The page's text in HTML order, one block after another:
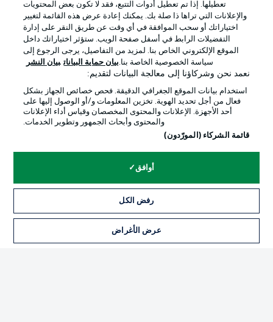
Official Partners
إدارة التفضيلات بيان الخصوصية
الوظائف
تعطيلها. إذا تم تعطيل أدوات التتبع، فقد لا تكون بعض المحتويات
والإعلانات التي تراها ذا صلة بك. يمكنك إعادة عرض هذه القائمة لتغيير
اختياراتك أو سحب الموافقة في أي وقت عن طريق النقر على إدارة
التفضيلات الرابط في أسفل صفحة الويب. ستؤثر اختياراتك داخل
الموقع الإلكتروني الخاص بنا. لمزيد من التفاصيل، يرجى الرجوع إلى
سياسة الخصوصية الخاصة بنا.بيان حماية البيانات بيان النشر
نعمد نحن وشركاؤنا إلى معالجة البيانات لتقديم:
استخدام بيانات الموقع الجغرافي الدقيقة. فحص خصائص الجهاز بشكل
فعال من أجل تحديد الهوية. تخزين المعلومات و/أو الوصول إليها على
أحد الأجهزة. الإعلانات والمحتوى المخصصان وقياس أداء الإعلانات
والمحتوى وأبحاث الجمهور وتطوير الخدمات.
قائمة الشركاء (المورّدون)
أوافق
رفض الكل
عرض الأغراض